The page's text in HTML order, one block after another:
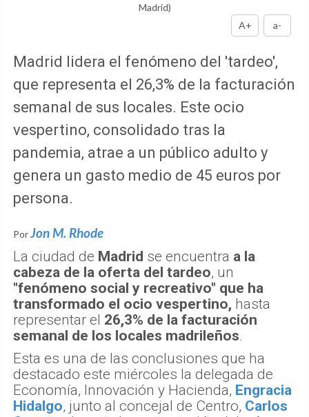
Madrid)
A+
a-
Madrid lidera el fenómeno del 'tardeo',
que representa el 26,3% de la facturación
semanal de sus locales. Este ocio
vespertino, consolidado tras la
pandemia, atrae a un público adulto y
genera un gasto medio de 45 euros por
persona.
Por Jon M. Rhode
La ciudad de Madrid se encuentra a la
cabeza de la oferta del tardeo, un
"fenómeno social y recreativo" que ha
transformado el ocio vespertino, hasta
representar el 26,3% de la facturación
semanal de los locales madrileños.
Esta es una de las conclusiones que ha
destacado este miércoles la delegada de
Economía, Innovación y Hacienda, Engracia
Hidalgo, junto al concejal de Centro, Carlos